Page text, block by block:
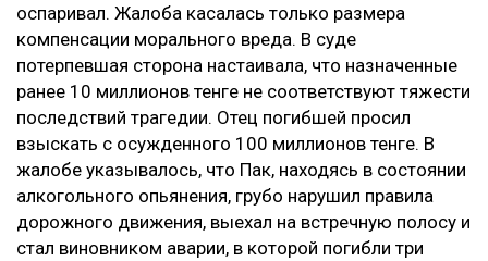
оспаривал. Жалоба касалась только размера
компенсации морального вреда. В суде
потерпевшая сторона настаивала, что назначенные
ранее 10 миллионов тенге не соответствуют тяжести
последствий трагедии. Отец погибшей просил
взыскать с осужденного 100 миллионов тенге. В
жалобе указывалось, что Пак, находясь в состоянии
алкогольного опьянения, грубо нарушил правила
дорожного движения, выехал на встречную полосу и
стал виновником аварии, в которой погибли три